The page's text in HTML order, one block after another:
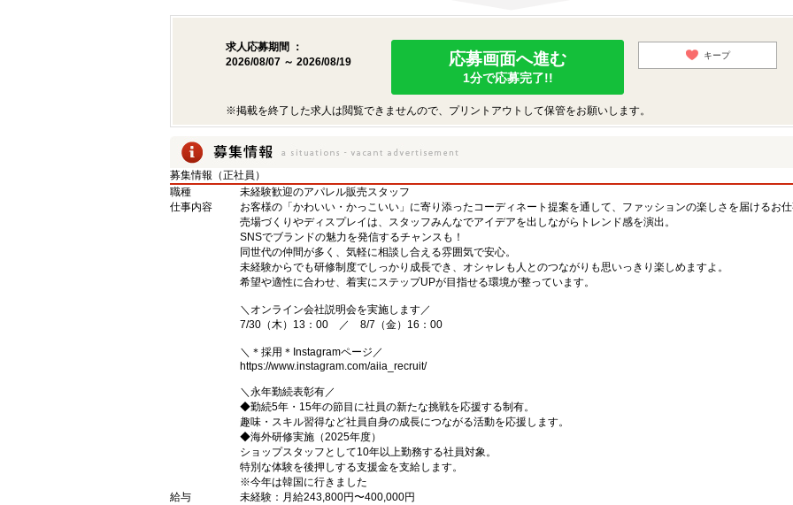
求人応募期間 ：
2026/08/07 ～ 2026/08/19
応募画面へ進む
1分で応募完了!!
キープ
※掲載を終了した求人は閲覧できませんので、プリントアウトして保管をお願いします。
募集情報（正社員）
職種
未経験歓迎のアパレル販売スタッフ
仕事内容
お客様の「かわいい・かっこいい」に寄り添ったコーディネート提案を通して、ファッションの楽しさを届けるお
売場づくりやディスプレイは、スタッフみんなでアイデアを出しながらトレンド感を演出。
SNSでブランドの魅力を発信するチャンスも！
同世代の仲間が多く、気軽に相談し合える雰囲気で安心。
未経験からでも研修制度でしっかり成長でき、オシャレも人とのつながりも思いっきり楽しめますよ。
希望や適性に合わせ、着実にステップUPが目指せる環境が整っています。
＼オンライン会社説明会を実施します／
7/30（木）13：00 ／ 8/7（金）16：00
＼＊採用＊Instagramページ／
https://www.instagram.com/aiia_recruit/
＼永年勤続表彰有／
◆勤続5年・15年の節目に社員の新たな挑戦を応援する制有。
趣味・スキル習得など社員自身の成長につながる活動を応援します。
◆海外研修実施（2025年度）
ショップスタッフとして10年以上勤務する社員対象。
特別な体験を後押しする支援金を支給します。
※今年は韓国に行きました
給与
未経験：月給243,800円〜400,000円